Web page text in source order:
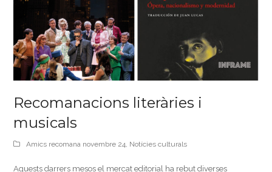
Recomanacions literàries i
musicals
Amics recomana novembre 24, Notícies culturals
Aquests darrers mesos el mercat editorial ha rebut diverses